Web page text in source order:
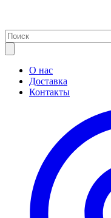
О нас
Доставка
Контакты